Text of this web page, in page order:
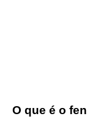
O que é o